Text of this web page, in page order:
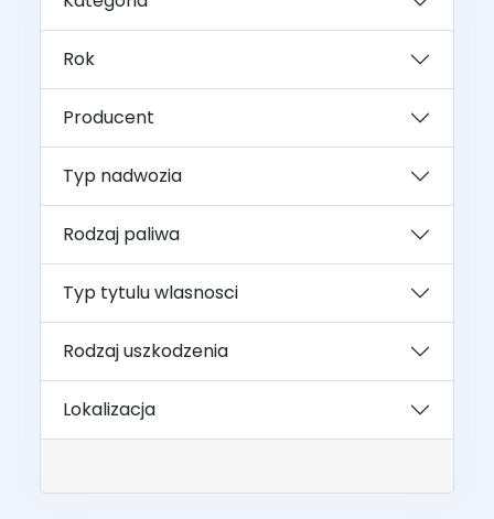
Rok
Producent
Typ nadwozia
Rodzaj paliwa
Typ tytulu wlasnosci
Rodzaj uszkodzenia
Lokalizacja